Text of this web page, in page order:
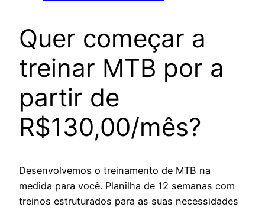
Quer começar a
treinar MTB por a
partir de
R$130,00/mês?
Desenvolvemos o treinamento de MTB na
medida para você. Planilha de 12 semanas com
treinos estruturados para as suas necessidades